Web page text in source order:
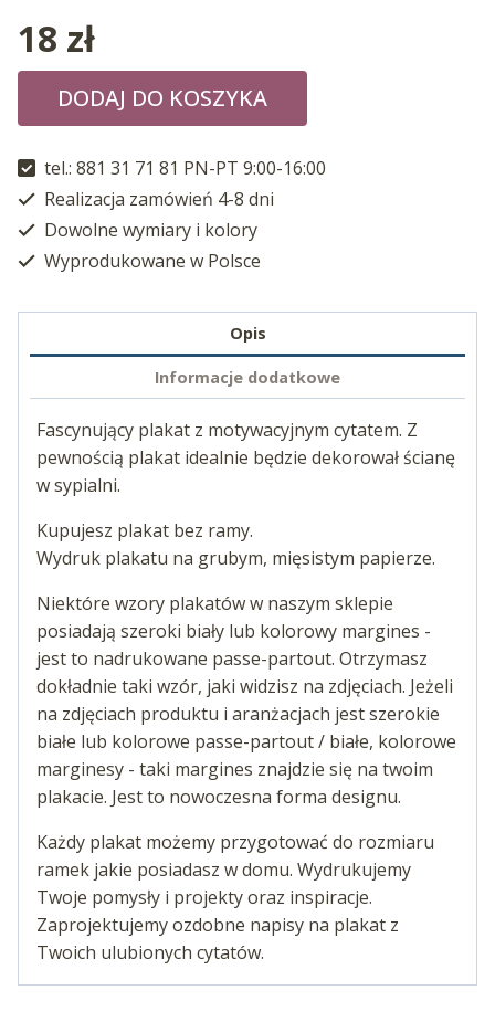
18 zł
DODAJ DO KOSZYKA
tel.: 881 31 71 81 PN-PT 9:00-16:00
Realizacja zamówień 4-8 dni
Dowolne wymiary i kolory
Wyprodukowane w Polsce
Opis
Informacje dodatkowe
Fascynujący plakat z motywacyjnym cytatem. Z
pewnością plakat idealnie będzie dekorował ścianę
w sypialni.
Kupujesz plakat bez ramy.
Wydruk plakatu na grubym, mięsistym papierze.
Niektóre wzory plakatów w naszym sklepie
posiadają szeroki biały lub kolorowy margines -
jest to nadrukowane passe-partout. Otrzymasz
dokładnie taki wzór, jaki widzisz na zdjęciach. Jeżeli
na zdjęciach produktu i aranżacjach jest szerokie
białe lub kolorowe passe-partout / białe, kolorowe
marginesy - taki margines znajdzie się na twoim
plakacie. Jest to nowoczesna forma designu.
Każdy plakat możemy przygotować do rozmiaru
ramek jakie posiadasz w domu. Wydrukujemy
Twoje pomysły i projekty oraz inspiracje.
Zaprojektujemy ozdobne napisy na plakat z
Twoich ulubionych cytatów.